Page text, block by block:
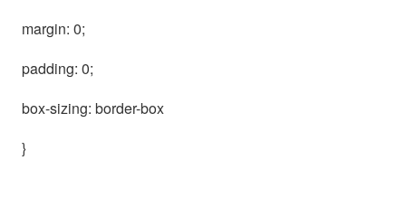
margin: 0;
padding: 0;
box-sizing: border-box
}